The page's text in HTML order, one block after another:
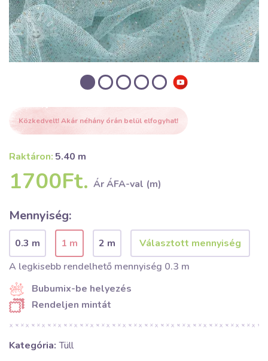
Közkedvelt! Akár néhány órán belül elfogyhat!
Raktáron: 5.40 m
1700Ft. Ár ÁFA-val (m)
Mennyiség:
0.3 m 1 m
2 m
A legkisebb rendelhető mennyiség 0.3 m
Bubumix-be helyezés
Rendeljen mintát
Kategória: Tüll